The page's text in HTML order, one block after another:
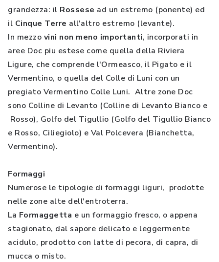
grandezza: il Rossese ad un estremo (ponente) ed
il Cinque Terre all'altro estremo (levante).
In mezzo vini non meno importanti, incorporati in
aree Doc piu estese come quella della Riviera
Ligure, che comprende l'Ormeasco, il Pigato e il
Vermentino, o quella del Colle di Luni con un
pregiato Vermentino Colle Luni. Altre zone Doc
sono Colline di Levanto (Colline di Levanto Bianco e
Rosso), Golfo del Tigullio (Golfo del Tigullio Bianco
e Rosso, Ciliegiolo) e Val Polcevera (Bianchetta,
Vermentino).
Formaggi
Numerose le tipologie di formaggi liguri, prodotte
nelle zone alte dell'entroterra.
La Formaggetta e un formaggio fresco, o appena
stagionato, dal sapore delicato e leggermente
acidulo, prodotto con latte di pecora, di capra, di
mucca o misto.